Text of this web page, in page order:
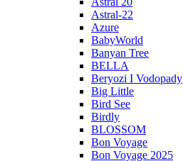
Astral-22
Azure
BabyWorld
Banyan Tree
BELLA
Beryozi I Vodopady
Big Little
Bird See
Birdly
BLOSSOM
Bon Voyage
Bon Voyage 2025